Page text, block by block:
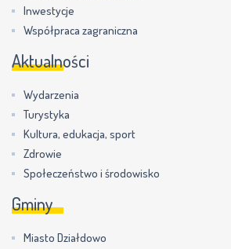
Inwestycje
Współpraca zagraniczna
Aktualności
Wydarzenia
Turystyka
Kultura, edukacja, sport
Zdrowie
Społeczeństwo i środowisko
Gminy
Miasto Działdowo